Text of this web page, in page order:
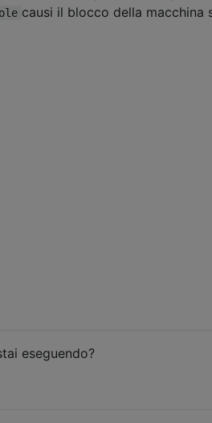
causi il blocco della macchina
eseguendo?